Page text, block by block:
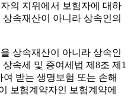
의 지위에서 보험자에 대하
속재산이 아니라 상속인의
상속재산이 아니라 상속인
속세 및 증여세법 제8조 제1
받는 생명보험 또는 손해
보험계약자인 보험계약에